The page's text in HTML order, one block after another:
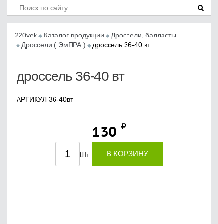
220vek Каталог продукции
Дроссели, балласты
Дроссели ( ЭмПРА )
дроссель 36-40 вт
дроссель 36-40 вт
АРТИКУЛ 36-40вт
130
Шт. В КОРЗИНУ